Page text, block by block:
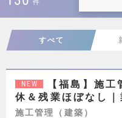
件
すべて
NEW
【福島】施
休＆残業ほぼなし
施工管理（建築）